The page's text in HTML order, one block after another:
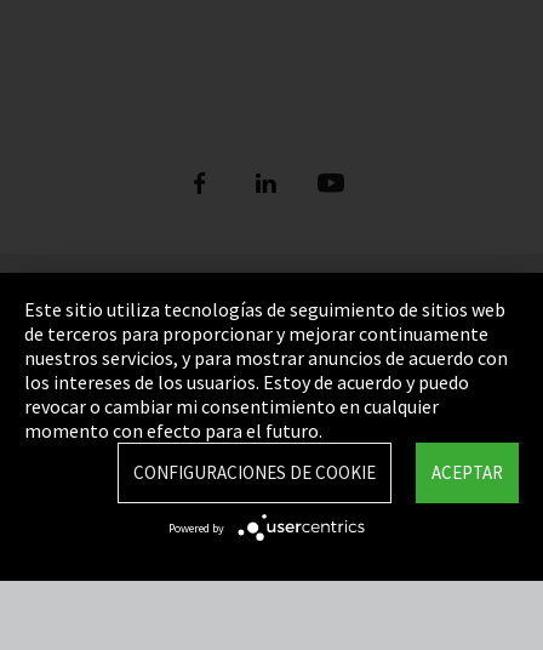
Pie de imprenta
Política de privacidad
Cookie Settings
Términos y Condiciones
Mapa del sitio
Integrity Line
Este sitio utiliza tecnologías de seguimiento de sitios web
de terceros para proporcionar y mejorar continuamente
nuestros servicios, y para mostrar anuncios de acuerdo con
los intereses de los usuarios. Estoy de acuerdo y puedo
revocar o cambiar mi consentimiento en cualquier
momento con efecto para el futuro.
ACEPTAR
CONFIGURACIONES DE COOKIE
Powered by